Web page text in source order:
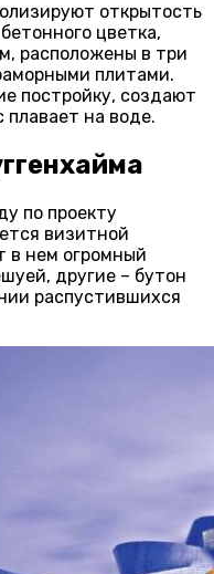
открытость
цветка,
расположены в три
плитами.
постройку, создают
плавает на воде.
по проекту
визитной
в нем огромный
другие – бутон
распустившихся